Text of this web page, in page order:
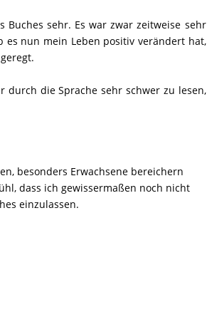
sehr. Es war zwar zeitweise sehr
es nun mein Leben positiv verändert hat,
durch die Sprache sehr schwer zu lesen,
besonders Erwachsene bereichern
dass ich gewissermaßen noch nicht
einzulassen.